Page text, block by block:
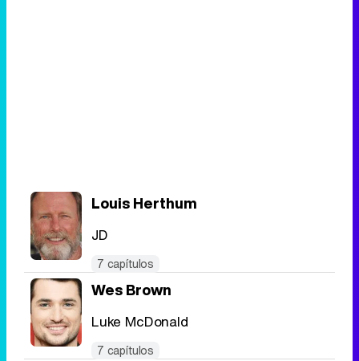
Louis Herthum
JD
7 capítulos
Wes Brown
Luke McDonald
7 capítulos